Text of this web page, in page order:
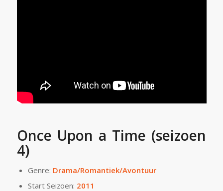
Once Upon a Time (seizoen
4)
Genre: Drama/Romantiek/Avontuur
Start Seizoen: 2011